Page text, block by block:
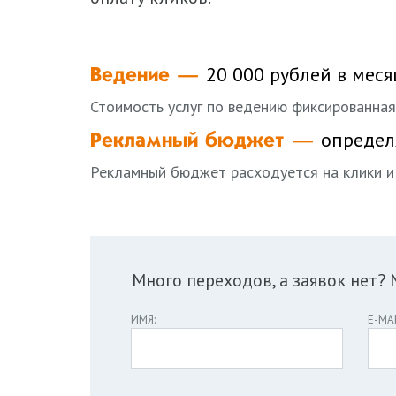
Ведение — 20 000 рублей в
Стоимость услуг по ведению
Рекламный бюджет —
Рекламный бюджет расходуется на клики
Много переходов, а заявок
ИМЯ: E-